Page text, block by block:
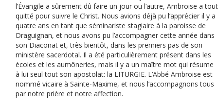
l’Évangile a sûrement dû faire un jour ou l’autre, Ambroise a tout
quitté pour suivre le Christ. Nous avions déjà pu l’apprécier il y a
quatre ans en tant que séminariste stagiaire à la paroisse de
Draguignan, et nous avons pu l’accompagner cette année dans
son Diaconat et, très bientôt, dans les premiers pas de son
ministère sacerdotal. Il a été particulièrement présent dans les
écoles et les aumôneries, mais il y a un maître mot qui résume
à lui seul tout son apostolat: la LITURGIE. L’Abbé Ambroise est
nommé vicaire à Sainte-Maxime, et nous l’accompagnons tous
par notre prière et notre affection.